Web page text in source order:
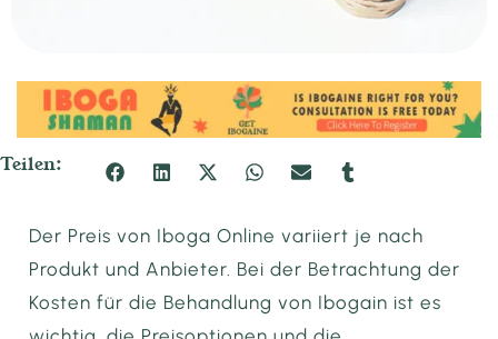
Teilen:
Der Preis von Iboga Online variiert je nach
Produkt und Anbieter. Bei der Betrachtung der
Kosten für die Behandlung von Ibogain ist es